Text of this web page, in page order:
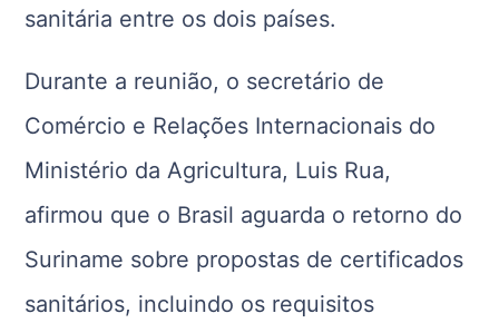
sanitária entre os dois países.
Durante a reunião, o secretário de
Comércio e Relações Internacionais do
Ministério da Agricultura, Luis Rua,
afirmou que o Brasil aguarda o retorno do
Suriname sobre propostas de certificados
sanitários, incluindo os requisitos